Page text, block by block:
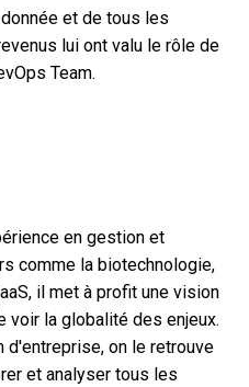
et de tous les
lui ont valu le rôle de
Team.
en gestion et
comme la biotechnologie,
il met à profit une vision
voir la globalité des enjeux.
d'entreprise, on le retrouve
et analyser tous les